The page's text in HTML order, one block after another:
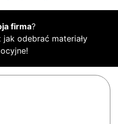
firma?
jak odebrać materiały